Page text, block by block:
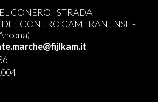
CONERO - STRADA
CONERO CAMERANENSE -